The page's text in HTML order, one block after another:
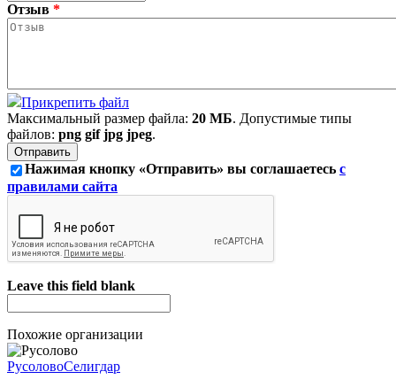
Отзыв *
Прикрепить файл
Максимальный размер файла: 20 МБ. Допустимые типы
файлов: png gif jpg jpeg.
Нажимая кнопку «Отправить» вы соглашаетесь с
правилами сайта
Leave this field blank
Похожие организации
РусоловоСелигдар